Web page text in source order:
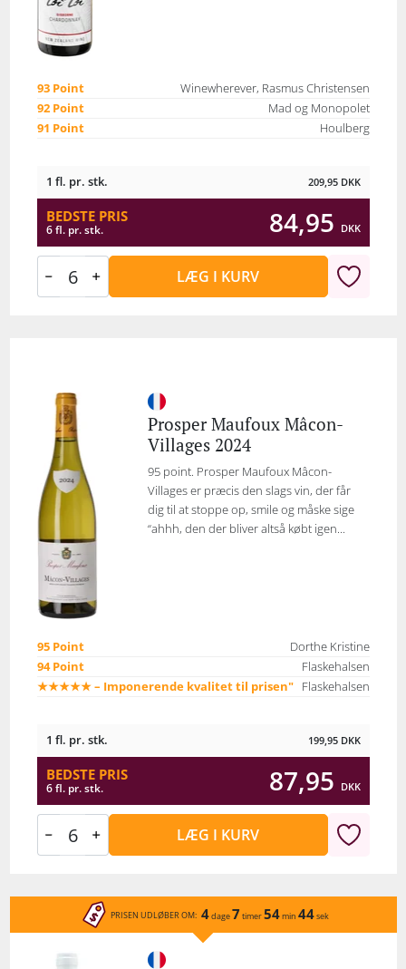
93 Point
Winewherever, Rasmus Christensen
92 Point
Mad og Monopolet
91 Point
Houlberg
1 fl. pr. stk. 209,95 DKK
BEDSTE PRIS
6 fl. pr. stk. 84,95 DKK
LÆG I KURV
Prosper Maufoux Mâcon-
Villages 2024
95 point. Prosper Maufoux Mâcon-
Villages er præcis den slags vin, der får
dig til at stoppe op, smile og måske sige
“ahhh, den der bliver altså købt igen...
95 Point
Dorthe Kristine
94 Point
Flaskehalsen
★★★★★ – Imponerende kvalitet til prisen"
Flaskehalsen
1 fl. pr. stk. 199,95 DKK
BEDSTE PRIS
6 fl. pr. stk. 87,95 DKK
LÆG I KURV
PRISEN UDLØBER OM: 4dage7 timer54min 44sek